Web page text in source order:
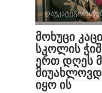
მოხუცი
სკოლის
ერთ დღეს
იყო ის